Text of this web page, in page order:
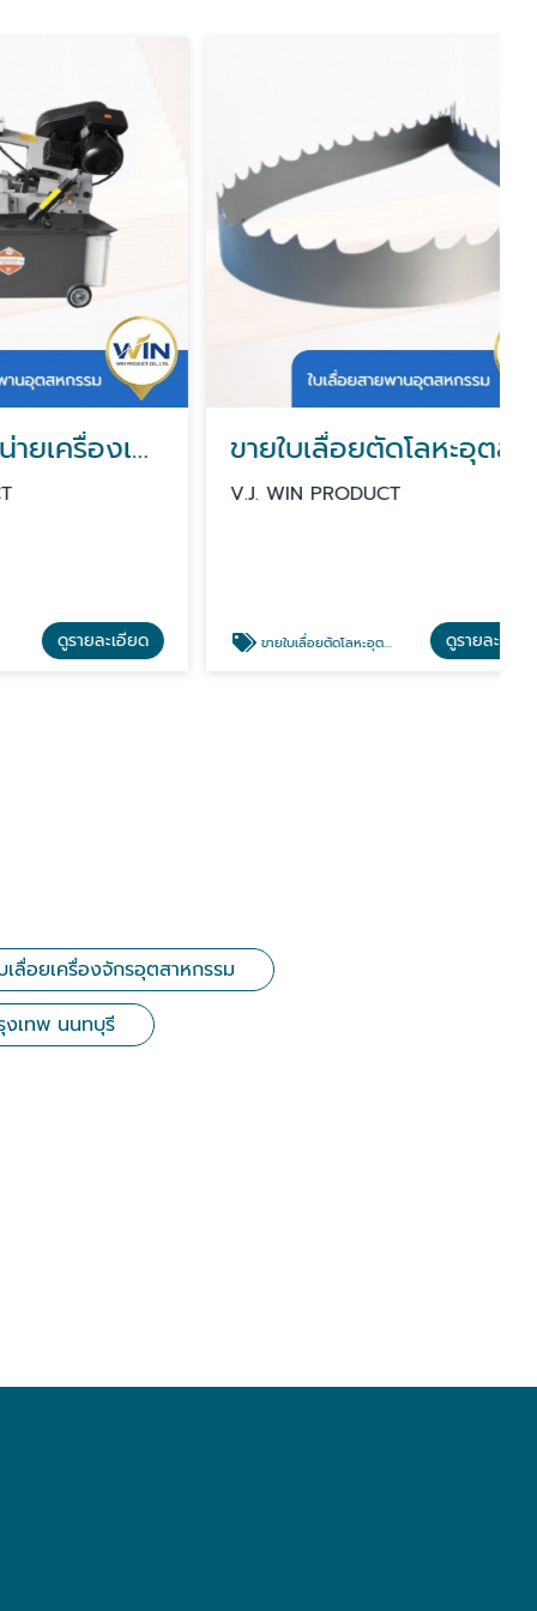
นำเข้าและจำหน่ายเครื่องเลื่อย กรุงเทพ นนทบุรี
ยละเอียด
ขายใบเลื่อยตัดโลหะอุตสาหกรรม นนทบุรี
V.J. WIN PRODUCT
ขายใบเลื่อยตัดโลหะอุตสาหกรรม นนทบุรี ดูรายละเอียด
เลื่อยเครื่องจักรอุตสาหกรรม
งเทพ นนทบุรี